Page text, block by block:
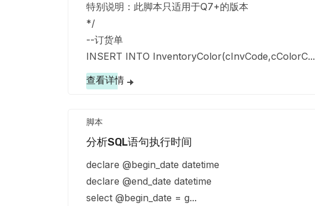
特别说明：此脚本只适用于Q7+的版本
*/
--订货单
INSERT INTO InventoryColor(cInvCode,cColorC...
查看详情
脚本
分析SQL语句执行时间
declare @begin_date datetime
declare @end_date datetime
select @begin_date = g...